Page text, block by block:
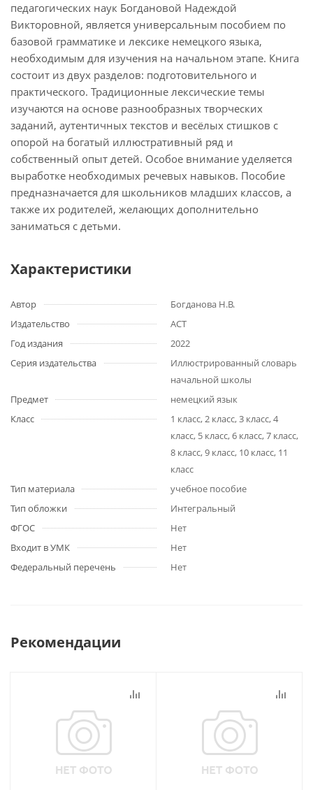
педагогических наук Богдановой Надеждой
Викторовной, является универсальным пособием по
базовой грамматике и лексике немецкого языка,
необходимым для изучения на начальном этапе. Книга
состоит из двух разделов: подготовительного и
практического. Традиционные лексические темы
изучаются на основе разнообразных творческих
заданий, аутентичных текстов и весёлых стишков с
опорой на богатый иллюстративный ряд и
собственный опыт детей. Особое внимание уделяется
выработке необходимых речевых навыков. Пособие
предназначается для школьников младших классов, а
также их родителей, желающих дополнительно
заниматься с детьми.
Характеристики
Автор
Богданова Н.В.
Издательство
АСТ
Год издания
2022
Серия издательства
Иллюстрированный словарь
начальной школы
Предмет
немецкий язык
Класс
1 класс, 2 класс, 3 класс, 4
класс, 5 класс, 6 класс, 7 класс,
8 класс, 9 класс, 10 класс, 11
класс
Тип материала
учебное пособие
Тип обложки
Интегральный
ФГОС
Нет
Входит в УМК
Нет
Федеральный перечень
Нет
Рекомендации